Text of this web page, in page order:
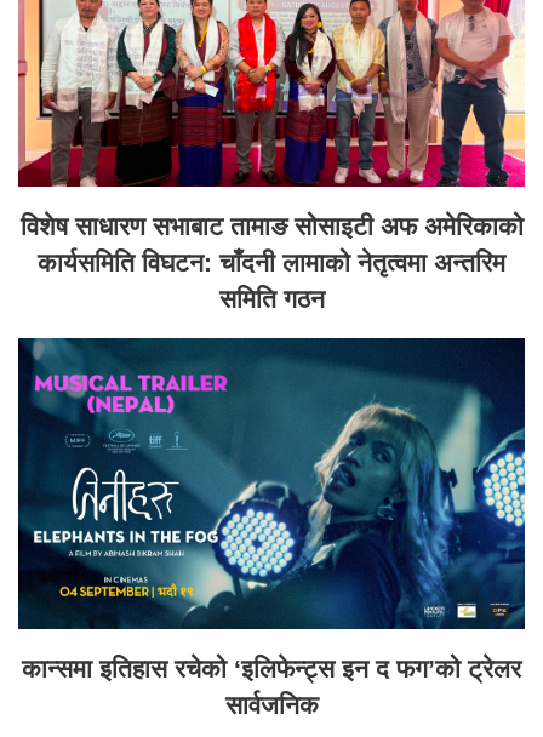
विशेष साधारण सभाबाट तामाङ सोसाइटी अफ अमेरिकाको
कार्यसमिति विघटन: चाँदनी लामाको नेतृत्वमा अन्तरिम
समिति गठन
कान्समा इतिहास रचेको ‘इलिफेन्ट्स इन द फग’को ट्रेलर
सार्वजनिक